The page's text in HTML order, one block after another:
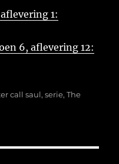
1:
6, aflevering 12:
call saul,serie,The